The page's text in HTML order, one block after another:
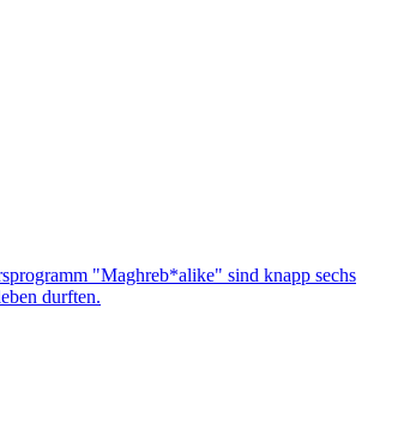
"Maghreb*alike" sind knapp sechs
durften.